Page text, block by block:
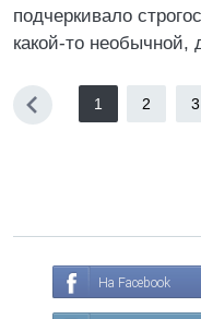
подчеркивало
какой-то необычной,
1 2 3
На Facebook